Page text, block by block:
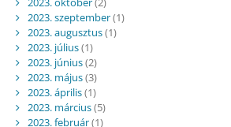
2023. szeptember(1)
2023. augusztus(1)
2023. július(1)
2023. június(2)
2023. május(3)
2023. április(1)
2023. március(5)
2023. február(1)